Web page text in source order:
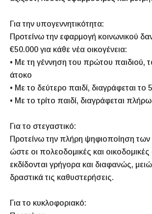
Για την υπογεννητικότητα:
Προτείνω την εφαρμογή κοινωνικού
€50.000 για κάθε νέα οικογένεια:
• Με τη γέννηση του πρώτου παιδιού,
άτοκο
• Με το δεύτερο παιδί, διαγράφεται το
• Με το τρίτο παιδί, διαγράφεται
Για το στεγαστικό:
Προτείνω την πλήρη ψηφιοποίηση των
ώστε οι πολεοδομικές και οικοδομικές
εκδίδονται γρήγορα και διαφανώς,
δραστικά τις καθυστερήσεις.
Για το κυκλοφοριακό: